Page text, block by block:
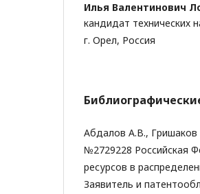
Илья Валентинович
кандидат технических
г. Орел, Россия
Абдалов А.В., Гришаков
№2729228 Российская
ресурсов в
Заявитель и